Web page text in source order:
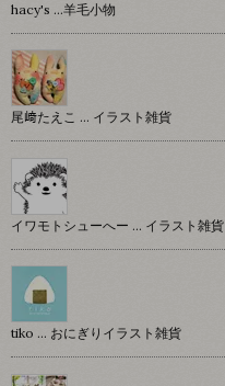
hacy's …羊毛小物
尾﨑たえこ … イラスト雑貨
イワモトシューへー … イラスト雑貨
tiko … おにぎりイラスト雑貨